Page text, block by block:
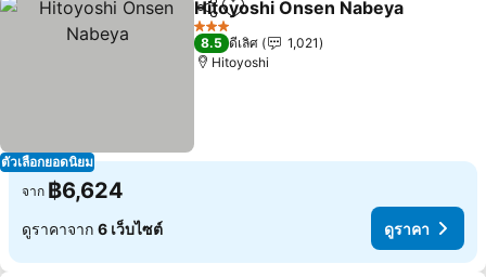
ตัวเลือกยอดนิยม
แชร์ เพิ่มในรายการโปรด
Hitoyoshi Onsen Nabeya
3 ดาว
8.5 ดีเลิศ
1,021
Hitoyoshi
จาก ฿6,624
ดูราคาจาก 6 เว็บไซต์ ดูราคา